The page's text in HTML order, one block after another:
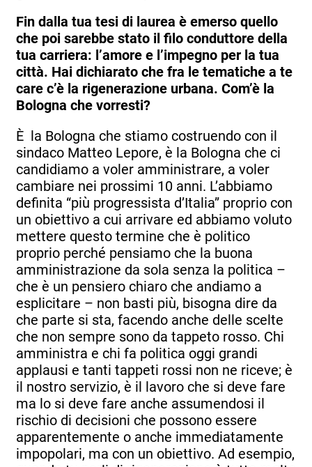
Fin dalla tua tesi di laurea è emerso quello
che poi sarebbe stato il filo conduttore della
tua carriera: l’amore e l’impegno per la tua
città. Hai dichiarato che fra le tematiche a te
care c’è la rigenerazione urbana. Com’è la
Bologna che vorresti?
È la Bologna che stiamo costruendo con il
sindaco Matteo Lepore, è la Bologna che ci
candidiamo a voler amministrare, a voler
cambiare nei prossimi 10 anni. L’abbiamo
definita “più progressista d’Italia” proprio con
un obiettivo a cui arrivare ed abbiamo voluto
mettere questo termine che è politico
proprio perché pensiamo che la buona
amministrazione da sola senza la politica –
che è un pensiero chiaro che andiamo a
esplicitare – non basti più, bisogna dire da
che parte si sta, facendo anche delle scelte
che non sempre sono da tappeto rosso. Chi
amministra e chi fa politica oggi grandi
applausi e tanti tappeti rossi non ne riceve; è
il nostro servizio, è il lavoro che si deve fare
ma lo si deve fare anche assumendosi il
rischio di decisioni che possono essere
apparentemente o anche immediatamente
impopolari, ma con un obiettivo. Ad esempio,